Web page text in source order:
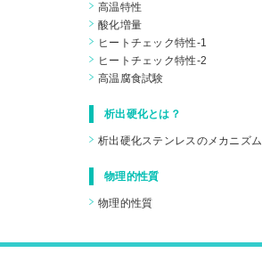
高温特性
酸化増量
ヒートチェック特性-1
ヒートチェック特性-2
高温腐食試験
析出硬化とは？
析出硬化ステンレスのメカニズム
物理的性質
物理的性質